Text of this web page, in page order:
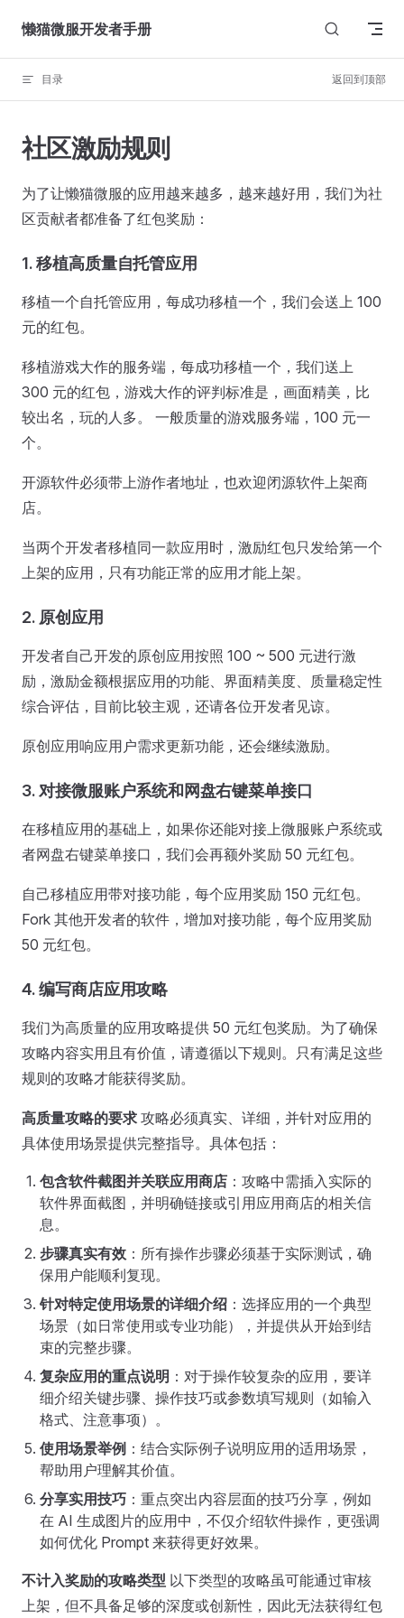
Skip to content
懒猫微服开发者手册
目录 返回到顶部
社区激励规则
为了让懒猫微服的应用越来越多，越来越好用，我们为社
区贡献者都准备了红包奖励：
1. 移植高质量自托管应用
移植一个自托管应用，每成功移植一个，我们会送上 100
元的红包。
移植游戏大作的服务端，每成功移植一个，我们送上
300 元的红包，游戏大作的评判标准是，画面精美，比
较出名，玩的人多。 一般质量的游戏服务端，100 元一
个。
开源软件必须带上游作者地址，也欢迎闭源软件上架商
店。
当两个开发者移植同一款应用时，激励红包只发给第一个
上架的应用，只有功能正常的应用才能上架。
2. 原创应用
开发者自己开发的原创应用按照 100 ~ 500 元进行激
励，激励金额根据应用的功能、界面精美度、质量稳定性
综合评估，目前比较主观，还请各位开发者见谅。
原创应用响应用户需求更新功能，还会继续激励。
3. 对接微服账户系统和网盘右键菜单接口
在移植应用的基础上，如果你还能对接上微服账户系统或
者网盘右键菜单接口，我们会再额外奖励 50 元红包。
自己移植应用带对接功能，每个应用奖励 150 元红包。
Fork 其他开发者的软件，增加对接功能，每个应用奖励
50 元红包。
4. 编写商店应用攻略
我们为高质量的应用攻略提供 50 元红包奖励。为了确保
攻略内容实用且有价值，请遵循以下规则。只有满足这些
规则的攻略才能获得奖励。
高质量攻略的要求 攻略必须真实、详细，并针对应用的
具体使用场景提供完整指导。具体包括：
包含软件截图并关联应用商店 ：攻略中需插入实际的
软件界面截图，并明确链接或引用应用商店的相关信
息。
步骤真实有效 ：所有操作步骤必须基于实际测试，确
保用户能顺利复现。
针对特定使用场景的详细介绍 ：选择应用的一个典型
场景（如日常使用或专业功能），并提供从开始到结
束的完整步骤。
复杂应用的重点说明 ：对于操作较复杂的应用，要详
细介绍关键步骤、操作技巧或参数填写规则（如输入
格式、注意事项）。
使用场景举例 ：结合实际例子说明应用的适用场景，
帮助用户理解其价值。
分享实用技巧 ：重点突出内容层面的技巧分享，例如
在 AI 生成图片的应用中，不仅介绍软件操作，更强调
如何优化 Prompt 来获得更好效果。
不计入奖励的攻略类型 以下类型的攻略虽可能通过审核
上架，但不具备足够的深度或创新性，因此无法获得红包